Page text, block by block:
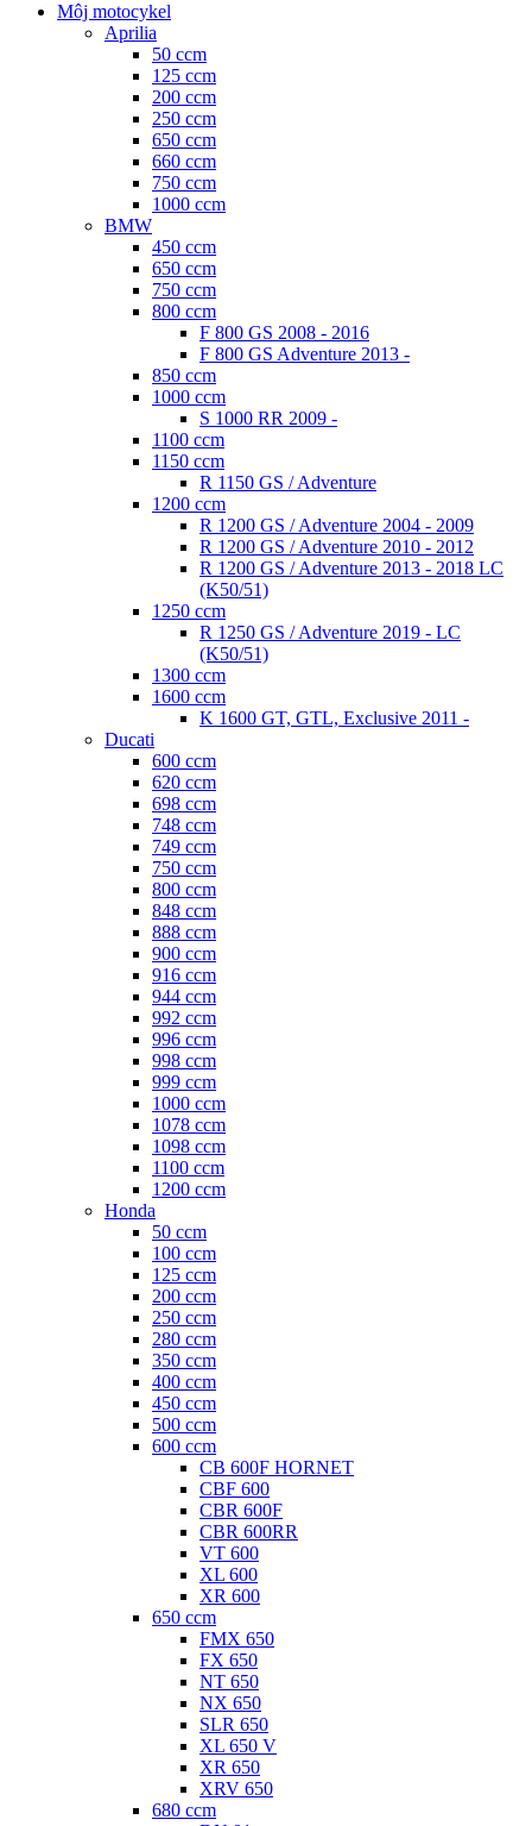
Môj motocykel
Aprilia
50 ccm
125 ccm
200 ccm
250 ccm
650 ccm
660 ccm
750 ccm
1000 ccm
BMW
450 ccm
650 ccm
750 ccm
800 ccm
F 800 GS 2008 - 2016
F 800 GS Adventure 2013 -
850 ccm
1000 ccm
S 1000 RR 2009 -
1100 ccm
1150 ccm
R 1150 GS / Adventure
1200 ccm
R 1200 GS / Adventure 2004 - 2009
R 1200 GS / Adventure 2010 - 2012
R 1200 GS / Adventure 2013 - 2018 LC
(K50/51)
1250 ccm
R 1250 GS / Adventure 2019 - LC
(K50/51)
1300 ccm
1600 ccm
K 1600 GT, GTL, Exclusive 2011 -
Ducati
600 ccm
620 ccm
698 ccm
748 ccm
749 ccm
750 ccm
800 ccm
848 ccm
888 ccm
900 ccm
916 ccm
944 ccm
992 ccm
996 ccm
998 ccm
999 ccm
1000 ccm
1078 ccm
1098 ccm
1100 ccm
1200 ccm
Honda
50 ccm
100 ccm
125 ccm
200 ccm
250 ccm
280 ccm
350 ccm
400 ccm
450 ccm
500 ccm
600 ccm
CB 600F HORNET
CBF 600
CBR 600F
CBR 600RR
VT 600
XL 600
XR 600
650 ccm
FMX 650
FX 650
NT 650
NX 650
SLR 650
XL 650 V
XR 650
XRV 650
680 ccm